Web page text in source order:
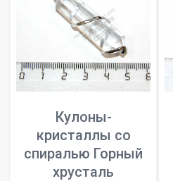
Кулоны-
кристаллы со
спиралью Горный
хрусталь